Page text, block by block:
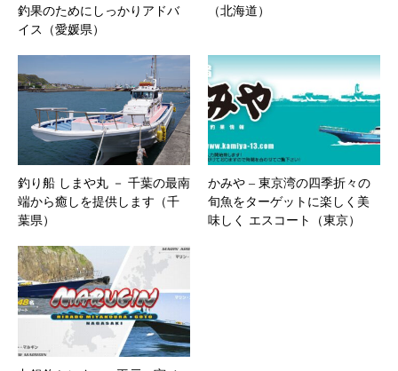
釣果のためにしっかりアドバ
イス（愛媛県）
（北海道）
釣り船 しまや丸 － 千葉の最南
端から癒しを提供します（千
葉県）
かみや – ​東京湾の四季折々の
旬魚をターゲットに楽しく美
味しく エスコート（東京）